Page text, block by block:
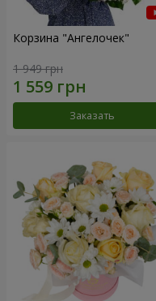
Корзина "Ангелочек"
1 949 грн
Заказать